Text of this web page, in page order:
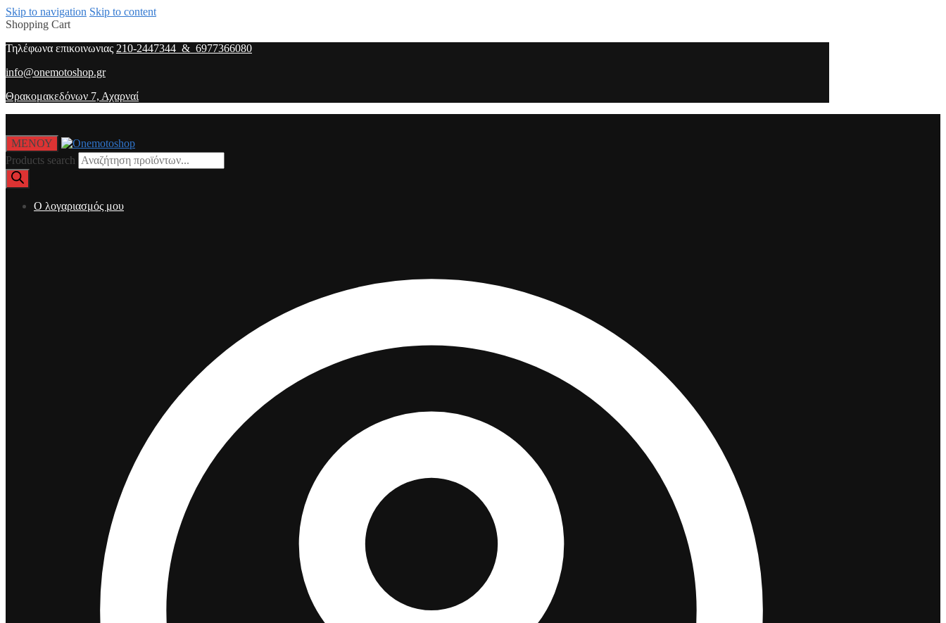
Skip to navigation Skip to content
Shopping Cart
Τηλέφωνα επικοινωνιας 210-2447344 & 6977366080
info@onemotoshop.gr
Θρακομακεδόνων 7, Αχαρναί
ΜΕΝΟΥ
Products search
O λογαριασμός μου